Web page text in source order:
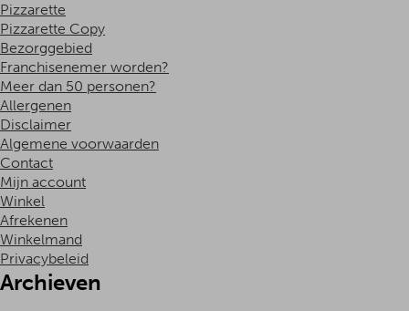
Pizzarette
Pizzarette Copy
Bezorggebied
Franchisenemer worden?
Meer dan 50 personen?
Allergenen
Disclaimer
Algemene voorwaarden
Contact
Mijn account
Winkel
Afrekenen
Winkelmand
Privacybeleid
Archieven